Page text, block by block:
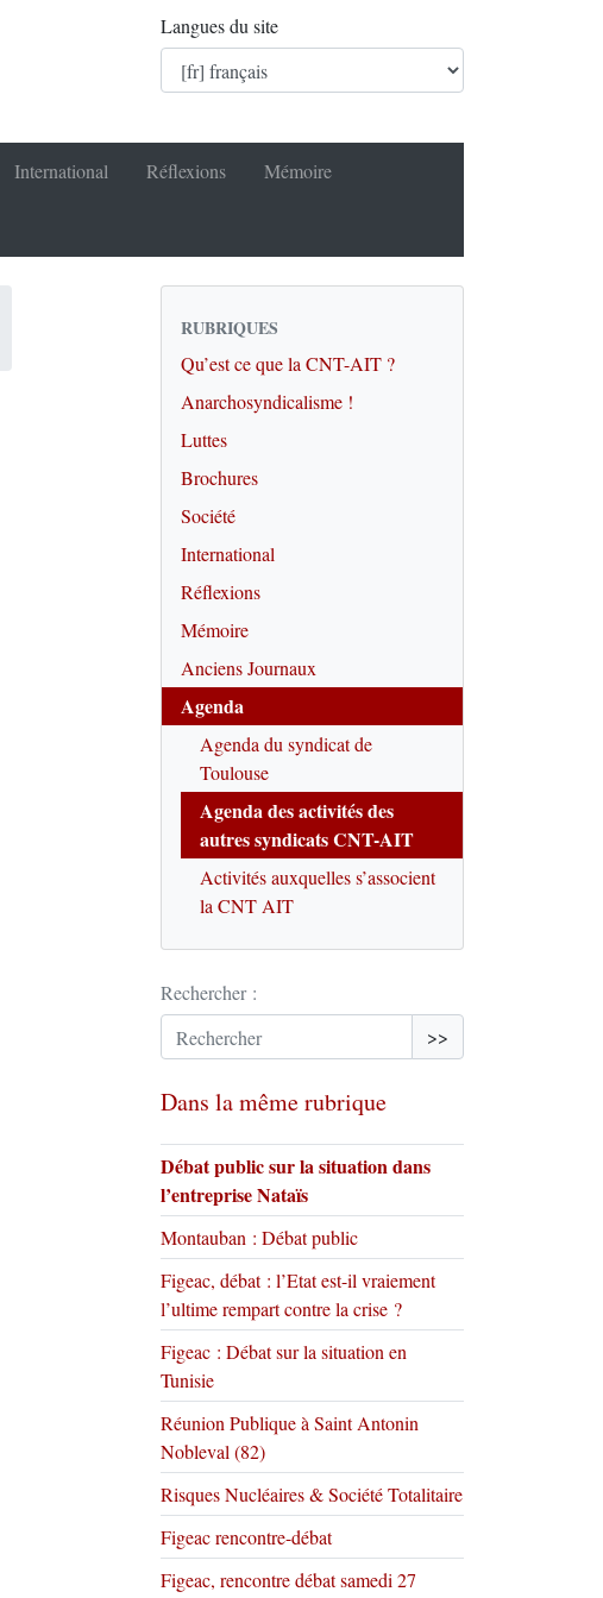
Langues du site
International Réflexions Mémoire
RUBRIQUES
Qu’est ce que la CNT-AIT ?
Anarchosyndicalisme !
Luttes
Brochures
Société
International
Réflexions
Mémoire
Anciens Journaux
Agenda
Agenda du syndicat de
Toulouse
Agenda des activités des
autres syndicats CNT-AIT
Activités auxquelles s’associent
la CNT AIT
Rechercher :
>>
Dans la même rubrique
Débat public sur la situation dans
l’entreprise Nataïs
Montauban : Débat public
Figeac, débat : l’Etat est-il vraiement
l’ultime rempart contre la crise ?
Figeac : Débat sur la situation en
Tunisie
Réunion Publique à Saint Antonin
Nobleval (82)
Risques Nucléaires & Société Totalitaire
Figeac rencontre-débat
Figeac, rencontre débat samedi 27